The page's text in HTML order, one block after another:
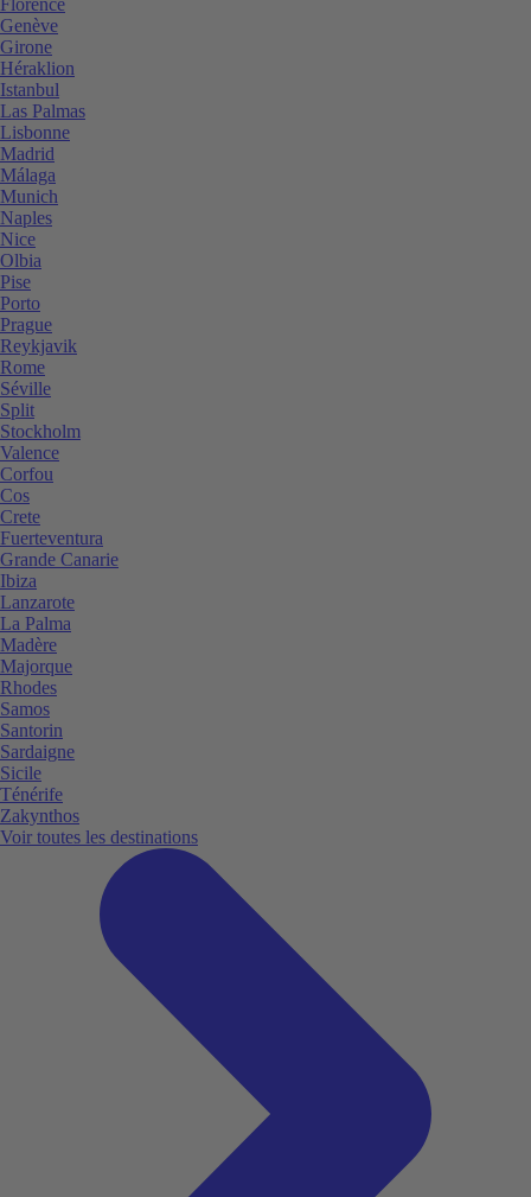
Genève
Girone
Héraklion
Istanbul
Las Palmas
Lisbonne
Madrid
Málaga
Munich
Naples
Nice
Olbia
Pise
Porto
Prague
Reykjavik
Rome
Séville
Split
Stockholm
Valence
Corfou
Cos
Crete
Fuerteventura
Grande Canarie
Ibiza
Lanzarote
La Palma
Madère
Majorque
Rhodes
Samos
Santorin
Sardaigne
Sicile
Ténérife
Zakynthos
Voir toutes les destinations